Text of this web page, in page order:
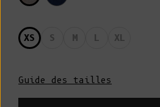
XS S M L XL
Guide des tailles